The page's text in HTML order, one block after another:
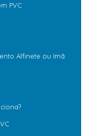
PVC
Alfinete ou Imã